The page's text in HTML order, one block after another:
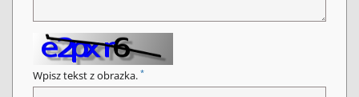
Wpisz tekst z obrazka. *